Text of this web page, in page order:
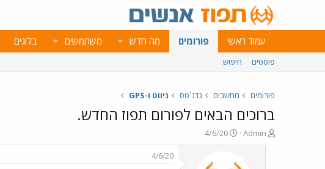
עמוד ראשי פורומים מה חדש משתמשים בלוגים
פוסטים חיפוש
פורומים מחשבים גדג`טס ניווט ו-GPS
ברוכים הבאים לפורום תפוז החדש.
פ
ו
Admin
פ
ו
4/6/20
4/6/20